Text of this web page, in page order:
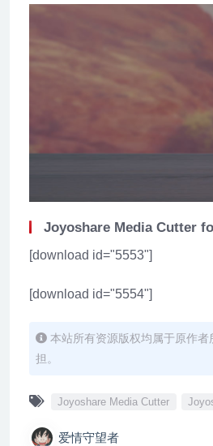
Joyoshare Media Cutter
[download id="5553"]
[download id="5554"]
本站所有资源版权均属于原作
担。
Joyoshare Media Cutter
爱情守望者